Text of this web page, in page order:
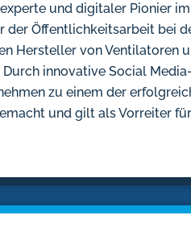
und digitaler Pionier
der Öffentlichkeitsarbeit bei
Hersteller von Ventilatoren
innovative Social
zu einem der
und gilt als Vorreiter